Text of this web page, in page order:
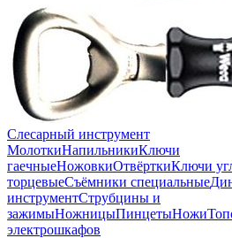
Слесарный инструмент
МолоткиНапильникиКлючи
гаечныеНожовкиОтвёрткиКлючи
торцевыеСъёмники специальные
инструментСтрубцины и
зажимыНожницыПинцетыНожи
электрошкафов